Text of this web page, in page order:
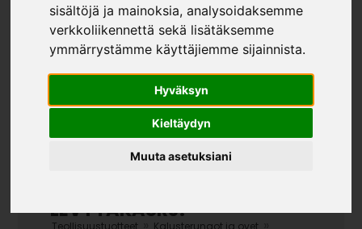
sisältöjä ja mainoksia, analysoidaksemme
verkkoliikennettä sekä lisätäksemme
ymmärrystämme käyttäjiemme sijainnista.
Hyväksyn
Kieltäydyn
Muuta asetuksiani
LEVYTAKASRJ.
Teollisuustuotteet Kalusterungot ja ovet